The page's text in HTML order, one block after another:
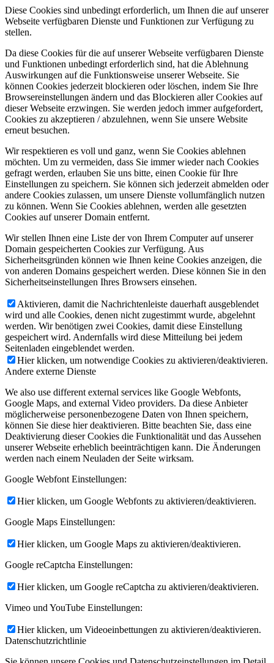
Diese Cookies sind unbedingt erforderlich, um Ihnen die auf unserer
Webseite verfügbaren Dienste und Funktionen zur Verfügung zu
stellen.
Da diese Cookies für die auf unserer Webseite verfügbaren Dienste
und Funktionen unbedingt erforderlich sind, hat die Ablehnung
Auswirkungen auf die Funktionsweise unserer Webseite. Sie
können Cookies jederzeit blockieren oder löschen, indem Sie Ihre
Browsereinstellungen ändern und das Blockieren aller Cookies auf
dieser Webseite erzwingen. Sie werden jedoch immer aufgefordert,
Cookies zu akzeptieren / abzulehnen, wenn Sie unsere Website
erneut besuchen.
Wir respektieren es voll und ganz, wenn Sie Cookies ablehnen
möchten. Um zu vermeiden, dass Sie immer wieder nach Cookies
gefragt werden, erlauben Sie uns bitte, einen Cookie für Ihre
Einstellungen zu speichern. Sie können sich jederzeit abmelden oder
andere Cookies zulassen, um unsere Dienste vollumfänglich nutzen
zu können. Wenn Sie Cookies ablehnen, werden alle gesetzten
Cookies auf unserer Domain entfernt.
Wir stellen Ihnen eine Liste der von Ihrem Computer auf unserer
Domain gespeicherten Cookies zur Verfügung. Aus
Sicherheitsgründen können wie Ihnen keine Cookies anzeigen, die
von anderen Domains gespeichert werden. Diese können Sie in den
Sicherheitseinstellungen Ihres Browsers einsehen.
Aktivieren, damit die Nachrichtenleiste dauerhaft ausgeblendet
wird und alle Cookies, denen nicht zugestimmt wurde, abgelehnt
werden. Wir benötigen zwei Cookies, damit diese Einstellung
gespeichert wird. Andernfalls wird diese Mitteilung bei jedem
Seitenladen eingeblendet werden.
Hier klicken, um notwendige Cookies zu aktivieren/deaktivieren.
Andere externe Dienste
We also use different external services like Google Webfonts,
Google Maps, and external Video providers. Da diese Anbieter
möglicherweise personenbezogene Daten von Ihnen speichern,
können Sie diese hier deaktivieren. Bitte beachten Sie, dass eine
Deaktivierung dieser Cookies die Funktionalität und das Aussehen
unserer Webseite erheblich beeinträchtigen kann. Die Änderungen
werden nach einem Neuladen der Seite wirksam.
Google Webfont Einstellungen:
Hier klicken, um Google Webfonts zu aktivieren/deaktivieren.
Google Maps Einstellungen:
Hier klicken, um Google Maps zu aktivieren/deaktivieren.
Google reCaptcha Einstellungen:
Hier klicken, um Google reCaptcha zu aktivieren/deaktivieren.
Vimeo und YouTube Einstellungen:
Hier klicken, um Videoeinbettungen zu aktivieren/deaktivieren.
Datenschutzrichtlinie